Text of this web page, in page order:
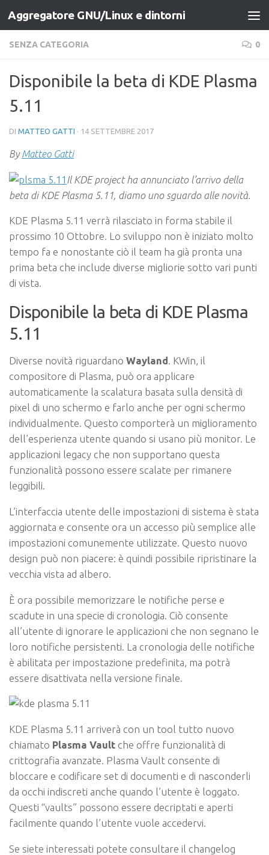
Salta al contenuto
Aggregatore GNU/Linux e dintorni
SENZA CATEGORIA 0
Disponibile la beta di KDE Plasma
5.11
DI MATTEO GATTI · 14 SETTEMBRE 2017
ByMatteo Gatti
Il KDE project ha annunciato l’arrivo della
beta di KDE Plasma 5.11, diamo uno sguardo alle novità.
KDE Plasma 5.11 verrà rilasciato in forma stabile il
prossimo 10 Ottobre. Lo sviluppo non è iniziato molto
tempo fa e nonostante ciò il team ha già pronta una
prima beta che include diverse migliorie sotto vari punti
di vista.
Disponibile la beta di KDE Plasma
5.11
Diverse novità riguardano Wayland. KWin, il
compositore di Plasma, può ora applicare
automaticamente la scalatura basata sulla densità di
pixel di uno schermo e farlo anche per ogni schermo
individualmente. Questo comporterà un miglioramento
dell’esperienza utente quando si usano più monitor. Le
applicazioni legacy che non supportano questa
funzionalità possono essere scalate per rimanere
leggibili.
L’interfaccia utente delle impostazioni di sistema è stata
aggiornata e consente ora un accesso più semplice alle
impostazioni comunemente utilizzate. Questo nuovo
design può non piacere: è quindi possibile ripristinare la
vecchia vista ad albero.
È ora possibile memorizzare le notifiche perse e
scadute in una specie di cronologia. Ciò consente
all’utente di ignorare le applicazioni che non segnano le
loro notifiche persistenti. La cronologia delle notifiche
è abilitata per impostazione predefinita, ma potrà
essere disattivata nella versione finale.
KDE Plasma 5.11 arriverà con un tool tutto nuovo
chiamato Plasma Vault che offre funzionalità di
crittografia avanzate. Plasma Vault consente di
bloccare e codificare set di documenti e di nasconderli
da occhi indiscreti anche quando l’utente è loggato.
Questi “vaults” possono essere decriptati e aperti
facilmente quando l’utente vuole accedervi.
Se siete interessati potete consultare il changelog